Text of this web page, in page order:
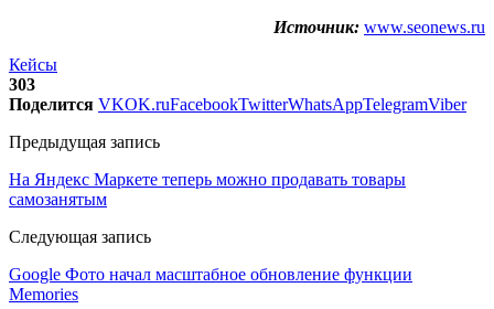
Источник: www.seonews.ru
Кейсы
303
Поделится VKOK.ruFacebookTwitterWhatsAppTelegramViber
Предыдущая запись
На Яндекс Маркете теперь можно продавать товары
самозанятым
Следующая запись
Google Фото начал масштабное обновление функции
Memories